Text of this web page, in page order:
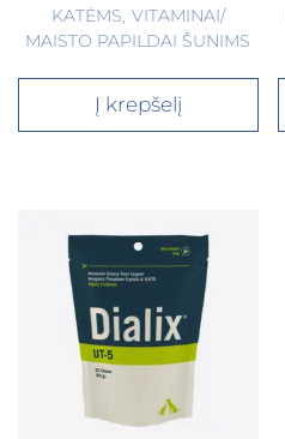
KATĖMS VITAMINAI/
MAISTO PAPILDAI ŠUNIMS
Į krepšelį